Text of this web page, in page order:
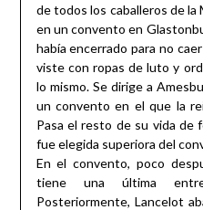
de todos los caballeros de la
en un convento en
había encerrado para no
viste con ropas de luto y
lo mismo. Se dirige a
un convento en el que la
Pasa el resto de su vida de
fue elegida superiora del
En el convento, poco
tiene una última
Posteriormente, Lancelot